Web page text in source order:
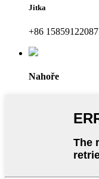
Jitka
+86 15859122087
Nahoře